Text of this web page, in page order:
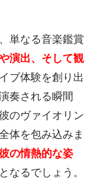
単なる音楽鑑賞
演出、そして観
ブ体験を創り出
奏される瞬間
のヴァイオリン
体を包み込みま
の情熱的な姿
なるでしょう。